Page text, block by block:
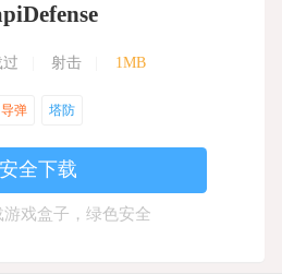
过 射击 1MB
导弹 塔防
安全下载
游戏盒子，绿色安全